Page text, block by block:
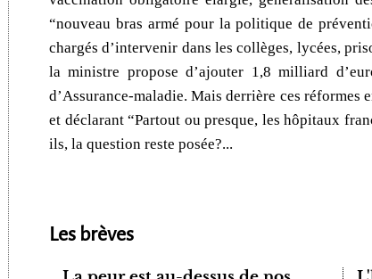
“nouveau bras armé pour la politique de
chargés d’intervenir dans les collèges, lycées,
la ministre propose d’ajouter 1,8 milliard
d’Assurance-maladie. Mais derrière ces réformes
et déclarant “Partout ou presque, les hôpitaux
ils, la question reste posée?...
Les brèves